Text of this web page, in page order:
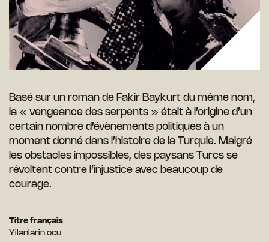
Basé sur un roman de Fakir Baykurt du même nom,
la « vengeance des serpents » était à l’origine d’un
certain nombre d’évènements politiques à un
moment donné dans l’histoire de la Turquie. Malgré
les obstacles impossibles, des paysans Turcs se
révoltent contre l’injustice avec beaucoup de
courage.
Titre français
Yilanlarin ocu